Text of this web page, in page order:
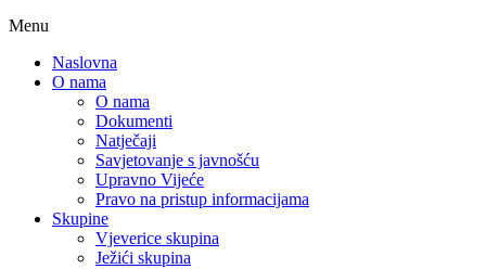
Menu
Naslovna
O nama
O nama
Dokumenti
Natječaji
Savjetovanje s javnošću
Upravno Vijeće
Pravo na pristup informacijama
Skupine
Vjeverice skupina
Ježići skupina